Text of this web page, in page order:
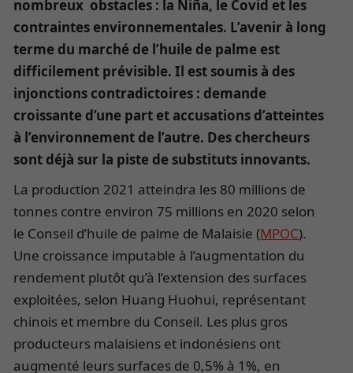
nombreux obstacles : la Niña, le Covid et les
contraintes environnementales. L’avenir à long
terme du marché de l’huile de palme est
difficilement prévisible. Il est soumis à des
injonctions contradictoires : demande
croissante d’une part et accusations d’atteintes
à l’environnement de l’autre. Des chercheurs
sont déjà sur la piste de substituts innovants.
La production 2021 atteindra les 80 millions de
tonnes contre environ 75 millions en 2020 selon
le Conseil d’huile de palme de Malaisie (MPOC).
Une croissance imputable à l’augmentation du
rendement plutôt qu’à l’extension des surfaces
exploitées, selon Huang Huohui, représentant
chinois et membre du Conseil. Les plus gros
producteurs malaisiens et indonésiens ont
augmenté leurs surfaces de 0,5% à 1%, en